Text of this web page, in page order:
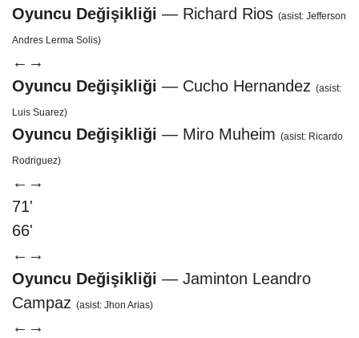
Oyuncu Değişikliği — Richard Rios (asist: Jefferson
Andres Lerma Solis)
← →
Oyuncu Değişikliği — Cucho Hernandez (asist:
Luis Suarez)
Oyuncu Değişikliği — Miro Muheim (asist: Ricardo
Rodriguez)
← →
71'
66'
← →
Oyuncu Değişikliği — Jaminton Leandro
Campaz (asist: Jhon Arias)
← →